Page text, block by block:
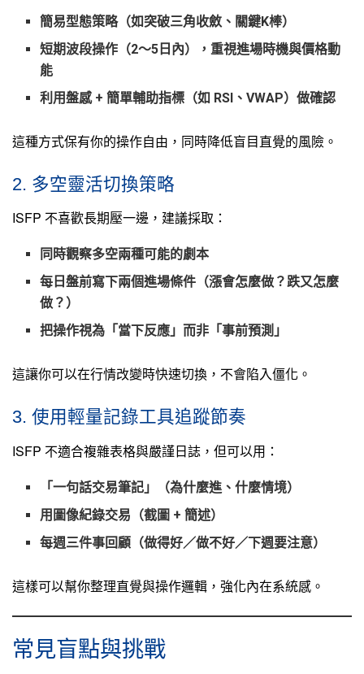
簡易型態策略（如突破三角收斂、關鍵K棒）
短期波段操作（2～5日內），重視進場時機與價格動
能
利用盤感 + 簡單輔助指標（如 RSI、VWAP）做確認
這種方式保有你的操作自由，同時降低盲目直覺的風險。
2. 多空靈活切換策略
ISFP 不喜歡長期壓一邊，建議採取：
同時觀察多空兩種可能的劇本
每日盤前寫下兩個進場條件（漲會怎麼做？跌又怎麼
做？）
把操作視為「當下反應」而非「事前預測」
這讓你可以在行情改變時快速切換，不會陷入僵化。
3. 使用輕量記錄工具追蹤節奏
ISFP 不適合複雜表格與嚴謹日誌，但可以用：
「一句話交易筆記」（為什麼進、什麼情境）
用圖像紀錄交易（截圖 + 簡述）
每週三件事回顧（做得好／做不好／下週要注意）
這樣可以幫你整理直覺與操作邏輯，強化內在系統感。
常見盲點與挑戰